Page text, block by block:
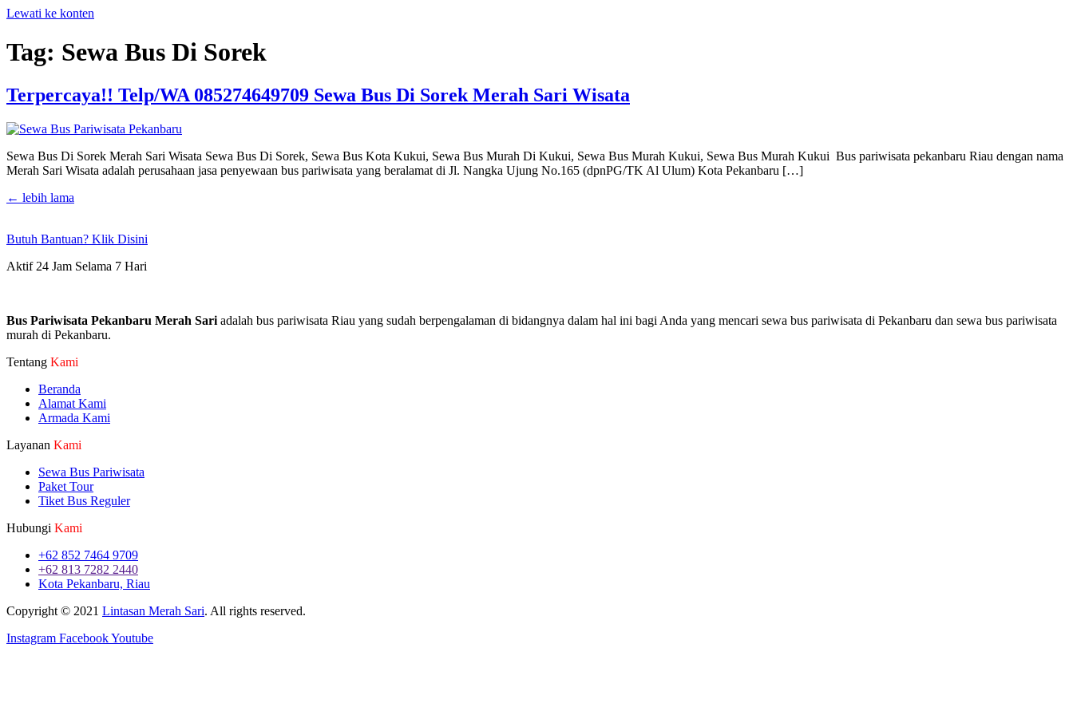
Lewati ke konten
Tag: Sewa Bus Di Sorek
Terpercaya!! Telp/WA 085274649709 Sewa Bus Di Sorek Merah Sari Wisata
Sewa Bus Di Sorek Merah Sari Wisata Sewa Bus Di Sorek, Sewa Bus Kota Kukui, Sewa Bus Murah Di Kukui, Sewa Bus Murah Kukui, Sewa Bus Murah Kukui Bus pariwisata pekanbaru Riau dengan nama
Merah Sari Wisata adalah perusahaan jasa penyewaan bus pariwisata yang beralamat di Jl. Nangka Ujung No.165 (dpnPG/TK Al Ulum) Kota Pekanbaru […]
← lebih lama
Butuh Bantuan? Klik Disini
Aktif 24 Jam Selama 7 Hari
Bus Pariwisata Pekanbaru Merah Sari adalah bus pariwisata Riau yang sudah berpengalaman di bidangnya dalam hal ini bagi Anda yang mencari sewa bus pariwisata di Pekanbaru dan sewa bus pariwisata
murah di Pekanbaru.
Tentang Kami
Beranda
Alamat Kami
Armada Kami
Layanan Kami
Sewa Bus Pariwisata
Paket Tour
Tiket Bus Reguler
Hubungi Kami
+62 852 7464 9709
+62 813 7282 2440
Kota Pekanbaru, Riau
Copyright © 2021 Lintasan Merah Sari. All rights reserved.
Instagram FacebookYoutube